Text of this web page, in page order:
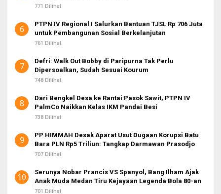
771 Dilihat
6
PTPN IV Regional I Salurkan Bantuan TJSL Rp 706 Juta
untuk Pembangunan Sosial Berkelanjutan
761 Dilihat
7
Defri: Walk Out Bobby di Paripurna Tak Perlu
Dipersoalkan, Sudah Sesuai Kourum
748 Dilihat
8
Dari Bengkel Desa ke Rantai Pasok Sawit, PTPN IV
PalmCo Naikkan Kelas IKM Pandai Besi
738 Dilihat
9
PP HIMMAH Desak Aparat Usut Dugaan Korupsi Batu
Bara PLN Rp5 Triliun: Tangkap Darmawan Prasodjo
707 Dilihat
10
Serunya Nobar Prancis VS Spanyol, Bang Ilham Ajak
Anak Muda Medan Tiru Kejayaan Legenda Bola 80-an
701 Dilihat